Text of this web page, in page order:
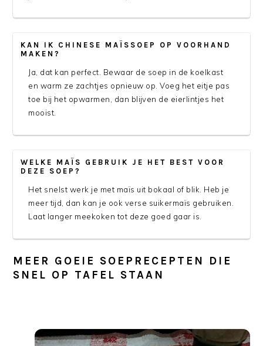
KAN IK CHINESE MAÏSSOEP OP VOORHAND
MAKEN?
Ja, dat kan perfect. Bewaar de soep in de koelkast
en warm ze zachtjes opnieuw op. Voeg het eitje pas
toe bij het opwarmen, dan blijven de eierlintjes het
mooist.
WELKE MAÏS GEBRUIK JE HET BEST VOOR
DEZE SOEP?
Het snelst werk je met maïs uit bokaal of blik. Heb je
meer tijd, dan kan je ook verse suikermaïs gebruiken.
Laat langer meekoken tot deze goed gaar is.
MEER GOEIE SOEPRECEPTEN DIE
SNEL OP TAFEL STAAN